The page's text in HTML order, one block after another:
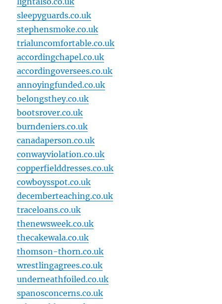
sleepyguards.co.uk
stephensmoke.co.uk
trialuncomfortable.co.uk
accordingchapel.co.uk
accordingoversees.co.uk
annoyingfunded.co.uk
belongsthey.co.uk
bootsrover.co.uk
burndeniers.co.uk
canadaperson.co.uk
conwayviolation.co.uk
copperfielddresses.co.uk
cowboysspot.co.uk
decemberteaching.co.uk
traceloans.co.uk
thenewsweek.co.uk
thecakewala.co.uk
thomson-thorn.co.uk
wrestlingagrees.co.uk
underneathfoiled.co.uk
spanosconcerns.co.uk